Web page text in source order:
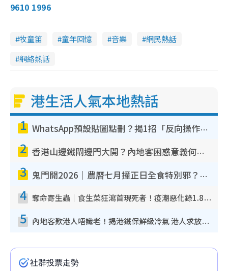
9610 1996
牧童笛 童年回憶 音樂
網民熱話
網絡熱話
港生活人氣本地熱話
1 WhatsApp預設貼圖點刪？揭1招「反向操作」還原簡潔介面 附3步實測教學
2 香港山邊鐵閘邊門大開？內地客困惑意義何在！網民神回覆：呢種叫法理性防禦
3 鬼門開2026｜農曆七月撞正日全食特別邪？專家警告切忌做一事！揭4大禁忌+2招保平安
4 奪命寄生蟲｜食生菜狂瀉首現死者！疫潮惡化錄1.8萬宗病例 揭洗菜3大謬誤
5 內地客歎港人唔識老！揭港鐵保鮮級冷氣 港人求放過：咪投訴